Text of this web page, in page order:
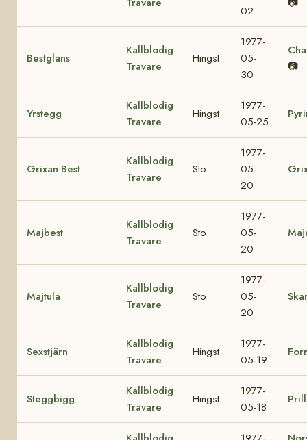
02
Bestglans
Kallblodig
Travare
Hingst
1977-
05-
30
📷
Yrstegg
Kallblodig
Travare
Hingst
1977-
05-25
Grixan Best
Kallblodig
Travare
Sto
1977-
05-
20
Majbest
Kallblodig
Travare
Sto
1977-
05-
20
Majtula
Kallblodig
Travare
Sto
1977-
05-
20
Sexstjärn
Kallblodig
Travare
Hingst
1977-
05-19
Steggbigg
Kallblodig
Travare
Hingst
1977-
05-18